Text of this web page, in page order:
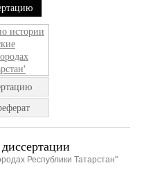
Республики Татарстан"